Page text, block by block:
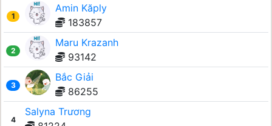
1
Amin Kăply
183857
2
Maru Krazanh
93142
3
Bắc Giải
86255
4
Salyna Trương